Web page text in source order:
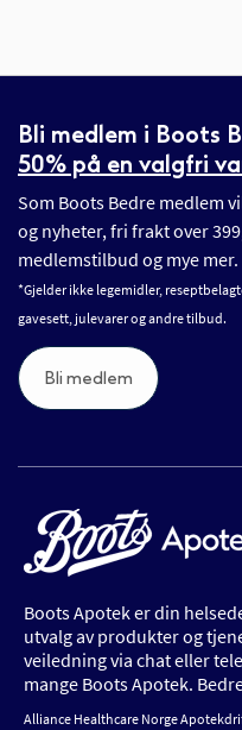
Bli medlem i Boots
50% på en valgfri
Som Boots Bedre medlem
og nyheter, fri frakt over
medlemstilbud og mye mer.
*Gjelder ikke legemidler,
gavesett, julevarer og andre tilbud.
Bli medlem
Boots Apotek er din
utvalg av produkter og
veiledning via chat eller
mange Boots Apotek.
Alliance Healthcare Norge